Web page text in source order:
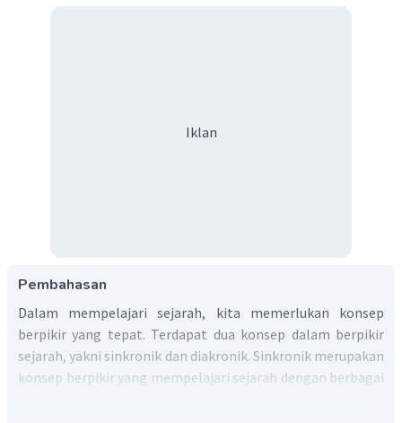
Iklan
Pembahasan
Dalam mempelajari sejarah, kita memerlukan konsep
berpikir yang tepat. Terdapat dua konsep dalam berpikir
sejarah, yakni sinkronik dan diakronik. Sinkronik merupakan
konsep berpikir yang mempelajari sejarah dengan berbagai